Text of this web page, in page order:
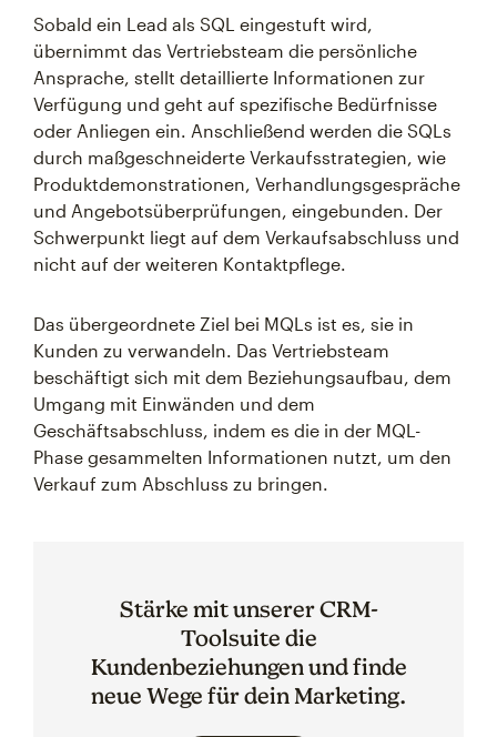
Sobald ein Lead als SQL eingestuft wird,
übernimmt das Vertriebsteam die persönliche
Ansprache, stellt detaillierte Informationen zur
Verfügung und geht auf spezifische Bedürfnisse
oder Anliegen ein. Anschließend werden die SQLs
durch maßgeschneiderte Verkaufsstrategien, wie
Produktdemonstrationen, Verhandlungsgespräche
und Angebotsüberprüfungen, eingebunden. Der
Schwerpunkt liegt auf dem Verkaufsabschluss und
nicht auf der weiteren Kontaktpflege.
Das übergeordnete Ziel bei MQLs ist es, sie in
Kunden zu verwandeln. Das Vertriebsteam
beschäftigt sich mit dem Beziehungsaufbau, dem
Umgang mit Einwänden und dem
Geschäftsabschluss, indem es die in der MQL-
Phase gesammelten Informationen nutzt, um den
Verkauf zum Abschluss zu bringen.
Stärke mit unserer CRM-
Toolsuite die
Kundenbeziehungen und finde
neue Wege für dein Marketing.